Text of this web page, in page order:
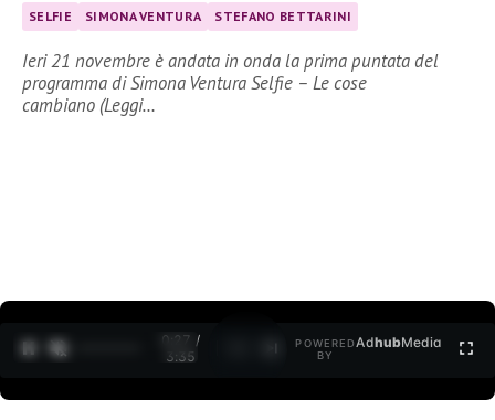
SELFIE SIMONA VENTURA STEFANO BETTARINI
Ieri 21 novembre è andata in onda la prima puntata del
programma di Simona Ventura Selfie – Le cose
cambiano (Leggi…
0:27 /
3:35
POWERED
BY
AdhubMedia